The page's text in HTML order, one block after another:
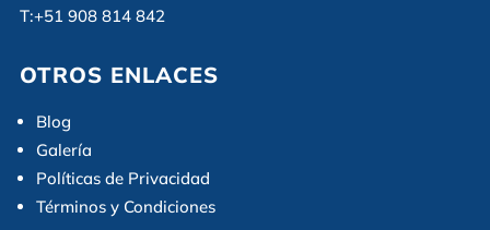
T:+51 908 814 842
OTROS ENLACES
Blog
Galería
Políticas de Privacidad
Términos y Condiciones